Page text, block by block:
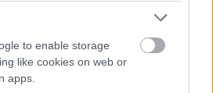
to enable storage
like cookies on web or
apps.